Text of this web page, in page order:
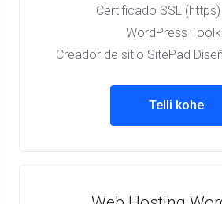
Certificado SSL
WordPress
Creador de sitio SitePad
Telli kohe